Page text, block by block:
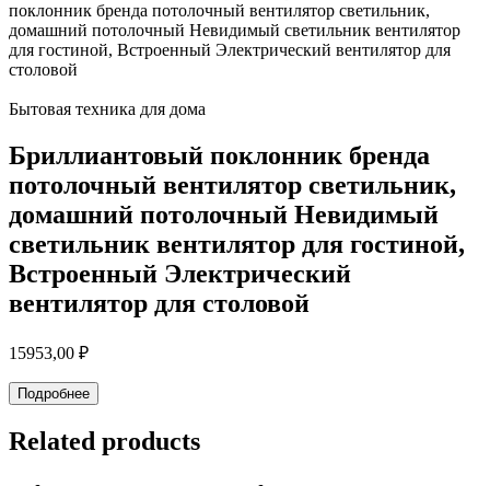
поклонник бренда потолочный вентилятор светильник,
домашний потолочный Невидимый светильник вентилятор
для гостиной, Встроенный Электрический вентилятор для
столовой
Бытовая техника для дома
Бриллиантовый поклонник бренда
потолочный вентилятор светильник,
домашний потолочный Невидимый
светильник вентилятор для гостиной,
Встроенный Электрический
вентилятор для столовой
15953,00 ₽
Подробнее
Related products